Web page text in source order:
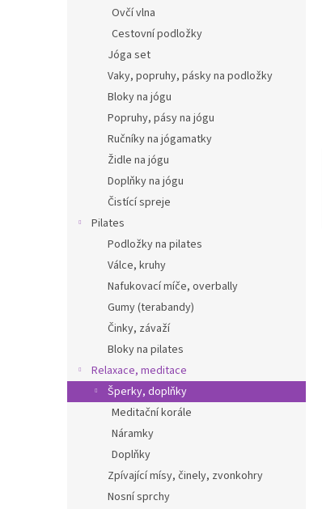
Ovčí vlna
Cestovní podložky
Jóga set
Vaky, popruhy, pásky na podložky
Bloky na jógu
Popruhy, pásy na jógu
Ručníky na jógamatky
Židle na jógu
Doplňky na jógu
Čistící spreje
Pilates
Podložky na pilates
Válce, kruhy
Nafukovací míče, overbally
Gumy (terabandy)
Činky, závaží
Bloky na pilates
Relaxace, meditace
Šperky, doplňky
Meditační korále
Náramky
Doplňky
Zpívající mísy, činely, zvonkohry
Nosní sprchy